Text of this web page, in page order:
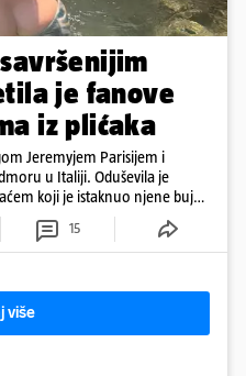
je fanove
iz plićaka
Jeremyjem Parisijem i
u Italiji. Oduševila je
koji je istaknuo njene bujne
15
više